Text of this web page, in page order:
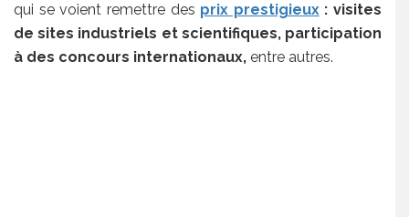
qui se voient remettre des prix prestigieux: visites
de sites industriels et scientifiques, participation
à des concours internationaux, entre autres.